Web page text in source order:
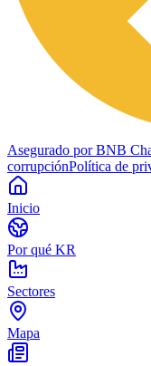
Asegurado por BNB
corrupciónPolítica de
Inicio
Por qué KR
Sectores
Mapa